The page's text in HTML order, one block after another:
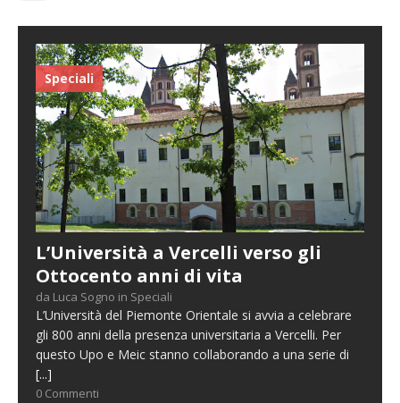
Speciali
L’Università a Vercelli verso gli
Ottocento anni di vita
da Luca Sogno in Speciali
L’Università del Piemonte Orientale si avvia a celebrare
gli 800 anni della presenza universitaria a Vercelli. Per
questo Upo e Meic stanno collaborando a una serie di
[...]
0 Commenti